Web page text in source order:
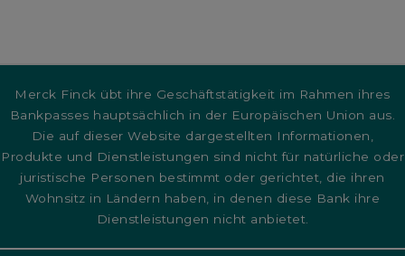
Merck Finck übt ihre Geschäftstätigkeit im Rahmen ihres
Bankpasses hauptsächlich in der Europäischen Union aus.
Die auf dieser Website dargestellten Informationen,
Produkte und Dienstleistungen sind nicht für natürliche oder
juristische Personen bestimmt oder gerichtet, die ihren
Wohnsitz in Ländern haben, in denen diese Bank ihre
Dienstleistungen nicht anbietet.